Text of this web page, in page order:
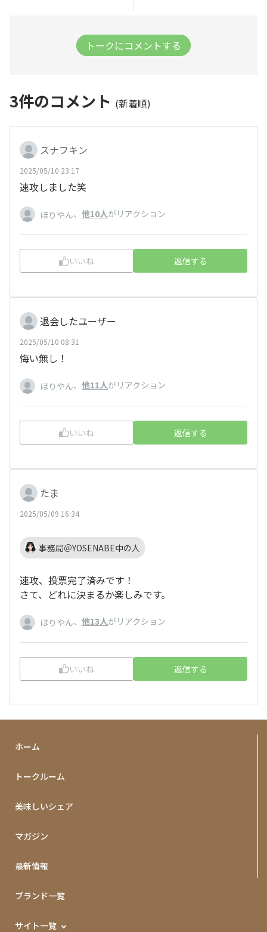
トークにコメントする
3件のコメント (新着順)
スナフキン
2025/05/10 23:17
速攻しました笑
ほりやん、 他10人がリアクション
いいね 返信する
退会したユーザー
2025/05/10 08:31
悔い無し！
ほりやん、 他11人がリアクション
いいね 返信する
たま
2025/05/09 16:34
事務局＠YOSENABE中の人
速攻、投票完了済みです！
さて、どれに決まるか楽しみです。
ほりやん、 他13人がリアクション
いいね 返信する
ホーム
トークルーム
美味しいシェア
マガジン
最新情報
ブランド一覧
サイト一覧